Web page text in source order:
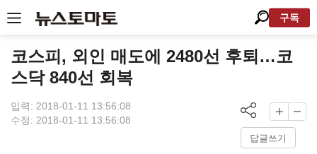
구독
코스피, 외인 매도에 2480선 후퇴…코
스닥 840선 회복
입력: 2018-01-11 13:56:08
수정: 2018-01-11 13:56:08
답글쓰기